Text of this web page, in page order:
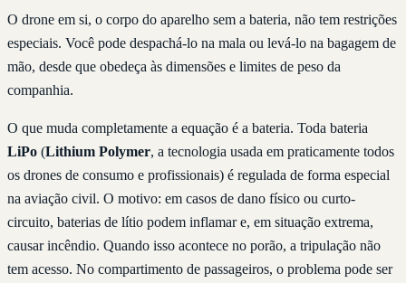
O drone em si, o corpo do aparelho sem a bateria, não tem restrições
especiais. Você pode despachá-lo na mala ou levá-lo na bagagem de
mão, desde que obedeça às dimensões e limites de peso da
companhia.
O que muda completamente a equação é a bateria. Toda bateria
LiPo (Lithium Polymer, a tecnologia usada em praticamente todos
os drones de consumo e profissionais) é regulada de forma especial
na aviação civil. O motivo: em casos de dano físico ou curto-
circuito, baterias de lítio podem inflamar e, em situação extrema,
causar incêndio. Quando isso acontece no porão, a tripulação não
tem acesso. No compartimento de passageiros, o problema pode ser